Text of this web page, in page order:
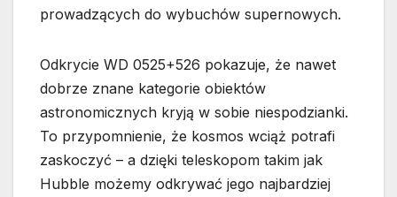
prowadzących do wybuchów supernowych.
Odkrycie WD 0525+526 pokazuje, że nawet
dobrze znane kategorie obiektów
astronomicznych kryją w sobie niespodzianki.
To przypomnienie, że kosmos wciąż potrafi
zaskoczyć – a dzięki teleskopom takim jak
Hubble możemy odkrywać jego najbardziej